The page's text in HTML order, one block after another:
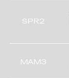
SPR2
МАМЗ